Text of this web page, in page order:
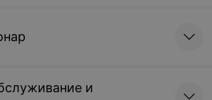
и